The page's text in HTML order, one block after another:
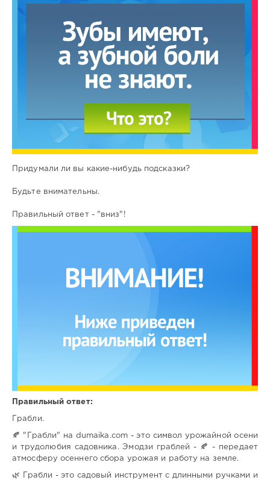
Придумали ли вы какие-нибудь подсказки?
Будьте внимательны.
Правильный ответ - "вниз"!
Правильный ответ:
Грабли.
🍂 "Грабли" на dumaika.com - это символ урожайной осени
и трудолюбия садовника. Эмодзи граблей - 🍂 - передает
атмосферу осеннего сбора урожая и работу на земле.
🌿 Грабли - это садовый инструмент с длинными ручками и